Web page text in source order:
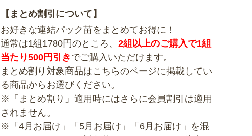
【まとめ割引について】
お好きな連結パック苗をまとめてお得に！
通常は1組1780円のところ、 2組以上のご購入で1組
当たり500円引き でご購入いただけます。
まとめ割り対象商品はこちらのページに掲載してい
る商品からお選びください。
※「まとめ割り」適用時にはさらに会員割引は適用
されません。
※「4月お届け」「5月お届け」「6月お届け」を混